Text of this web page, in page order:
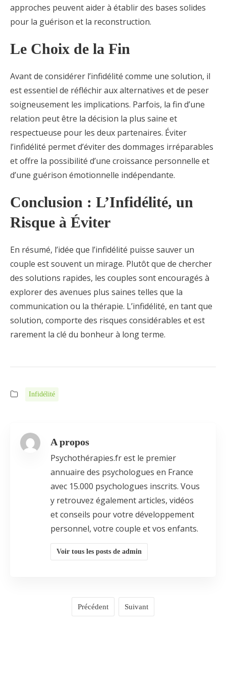
approches peuvent aider à établir des bases solides
pour la guérison et la reconstruction.
Le Choix de la Fin
Avant de considérer l’infidélité comme une solution, il
est essentiel de réfléchir aux alternatives et de peser
soigneusement les implications. Parfois, la fin d’une
relation peut être la décision la plus saine et
respectueuse pour les deux partenaires. Éviter
l’infidélité permet d’éviter des dommages irréparables
et offre la possibilité d’une croissance personnelle et
d’une guérison émotionnelle indépendante.
Conclusion : L’Infidélité, un
Risque à Éviter
En résumé, l’idée que l’infidélité puisse sauver un
couple est souvent un mirage. Plutôt que de chercher
des solutions rapides, les couples sont encouragés à
explorer des avenues plus saines telles que la
communication ou la thérapie. L’infidélité, en tant que
solution, comporte des risques considérables et est
rarement la clé du bonheur à long terme.
Infidélité
A propos
Psychothérapies.fr est le premier
annuaire des psychologues en France
avec 15.000 psychologues inscrits. Vous
y retrouvez également articles, vidéos
et conseils pour votre développement
personnel, votre couple et vos enfants.
Voir tous les posts de admin
Précédent Suivant